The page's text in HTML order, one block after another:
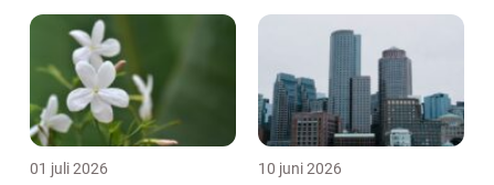
01 juli 2026 10 juni 2026